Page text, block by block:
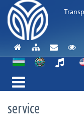
service